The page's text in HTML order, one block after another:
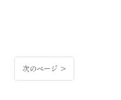
次のページ >